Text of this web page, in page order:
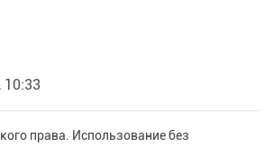
10:33
права. Использование без